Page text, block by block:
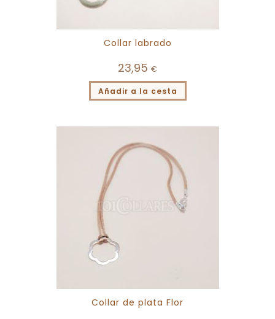
Collar labrado
23,95 €
Añadir a la cesta
Collar de plata Flor